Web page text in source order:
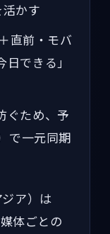
かす
直前・モバ
できる」
ぐため、予
で一元同期
ア）は
体ごとの